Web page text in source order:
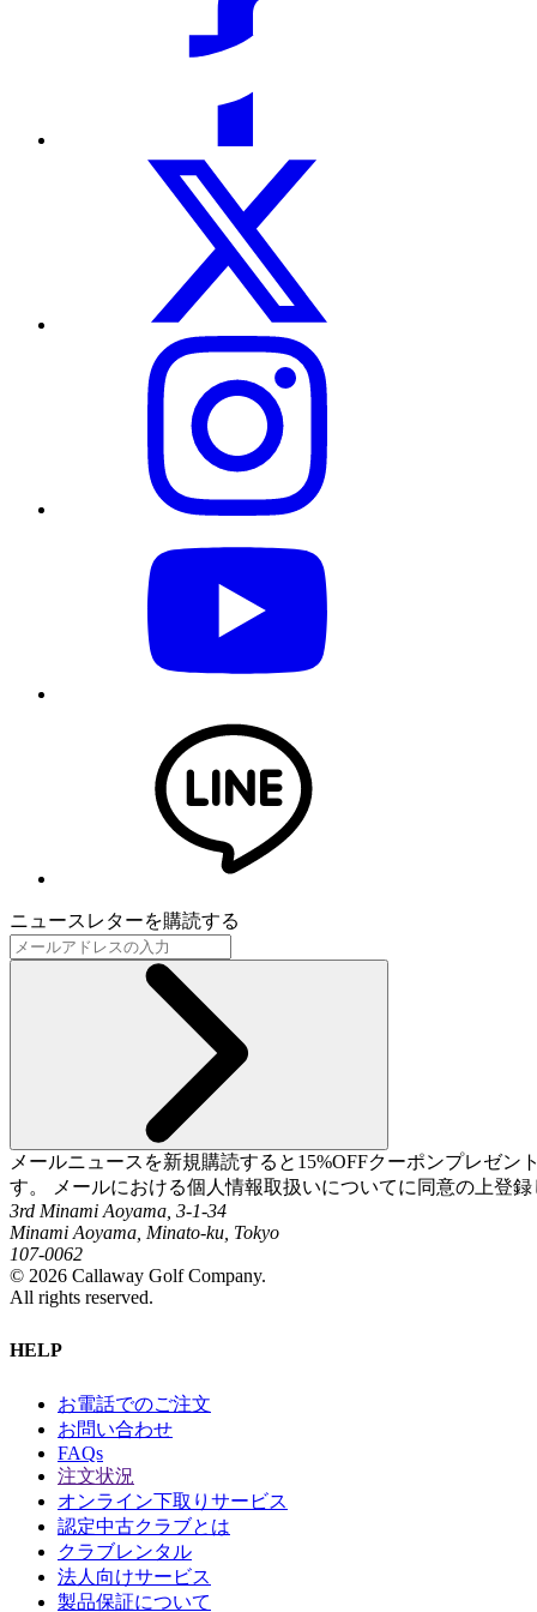
ニュースレターを購読する
メールニュースを新規購読すると15%OFFクーポンプレゼ
す。 メールにおける個人情報取扱いについてに同意の上登
3rd Minami Aoyama, 3-1-34
Minami Aoyama, Minato-ku, Tokyo
107-0062
© 2026 Callaway Golf Company.
All rights reserved.
HELP
お電話でのご注文
お問い合わせ
FAQs
注文状況
オンライン下取りサービス
認定中古クラブとは
クラブレンタル
法人向けサービス
製品保証について